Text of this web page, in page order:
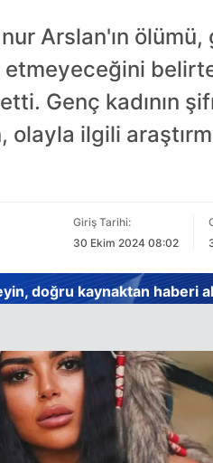
Arslan'ın
etmeyeceğini
Genç kadının
olayla ilgili
Giriş Tarihi:
30 Ekim 2024 08:02
doğru kaynaktan haberi